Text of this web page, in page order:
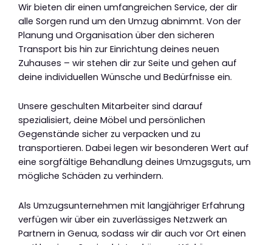
Wir bieten dir einen umfangreichen Service, der dir
alle Sorgen rund um den Umzug abnimmt. Von der
Planung und Organisation über den sicheren
Transport bis hin zur Einrichtung deines neuen
Zuhauses – wir stehen dir zur Seite und gehen auf
deine individuellen Wünsche und Bedürfnisse ein.
Unsere geschulten Mitarbeiter sind darauf
spezialisiert, deine Möbel und persönlichen
Gegenstände sicher zu verpacken und zu
transportieren. Dabei legen wir besonderen Wert auf
eine sorgfältige Behandlung deines Umzugsguts, um
mögliche Schäden zu verhindern.
Als Umzugsunternehmen mit langjähriger Erfahrung
verfügen wir über ein zuverlässiges Netzwerk an
Partnern in Genua, sodass wir dir auch vor Ort einen